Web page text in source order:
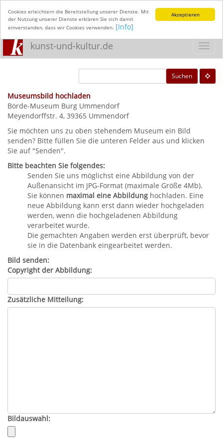
Akzeptieren
Cookies erleichtern die Bereitstellung unserer Dienste. Mit
der Nutzung unserer Dienste erklären Sie sich damit
einverstanden, dass wir Cookies verwenden. [Info]
kunst-und-kultur.de
Suchen
Museumsbild hochladen
Börde-Museum Burg Ummendorf
Meyendorffstr. 4, 39365 Ummendorf
Sie möchten uns zu oben stehendem Museum ein Bild
senden? Bitte füllen Sie die unteren Felder aus und klicken
Sie auf "Senden".
Bitte beachten Sie folgendes:
Senden Sie uns möglichst eine Abbildung von der
Außenansicht im JPG-Format (maximale Größe 4Mb).
Sie können maximal eine Abbildung hochladen. Eine
neue Abbildung kann erst dann wieder hochgeladen
werden, wenn die hochgeladenen Abbildung
verarbeitet wurde.
Die gemachten Angaben werden erst überprüft, bevor
sie in die Datenbank eingearbeitet werden.
Bild senden:
Copyright der Abbildung:
Zusätzliche Mitteilung:
Bildauswahl: